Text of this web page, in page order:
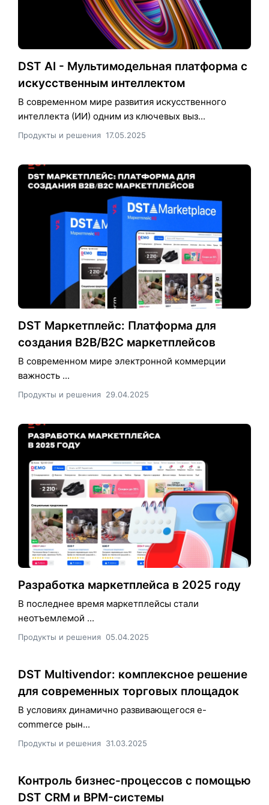
DST AI - Мультимодельная платформа с
искусственным интеллектом
В современном мире развития искусственного
интеллекта (ИИ) одним из ключевых выз...
Продукты и решения 17.05.2025
DST Маркетплейс: Платформа для
создания B2B/B2C маркетплейсов
В современном мире электронной коммерции
важность ...
Продукты и решения 29.04.2025
Разработка маркетплейса в 2025 году
В последнее время маркетплейсы стали
неотъемлемой ...
Продукты и решения 05.04.2025
DST Multivendor: комплексное решение
для современных торговых площадок
В условиях динамично развивающегося e-
commerce рын...
Продукты и решения 31.03.2025
Контроль бизнес-процессов с помощью
DST CRM и BPM-системы